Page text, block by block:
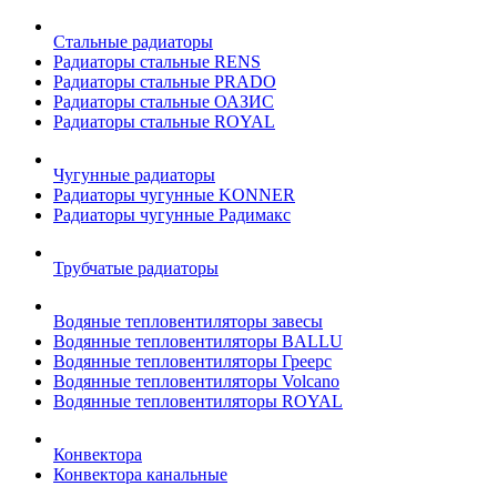
Стальные радиаторы
Радиаторы стальные RENS
Радиаторы стальные PRADO
Радиаторы стальные ОАЗИС
Радиаторы стальные ROYAL
Чугунные радиаторы
Радиаторы чугунные KONNER
Радиаторы чугунные Радимакс
Трубчатые радиаторы
Водяные тепловентиляторы завесы
Водянные тепловентиляторы BALLU
Водянные тепловентиляторы Греерс
Водянные тепловентиляторы Volcano
Водянные тепловентиляторы ROYAL
Конвектора
Конвектора канальные